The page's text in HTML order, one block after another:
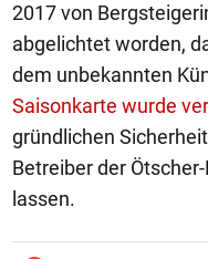
2017 von
abgelichtet worden,
dem unbekannten
Saisonkarte wurde
gründlichen
Betreiber der
lassen.